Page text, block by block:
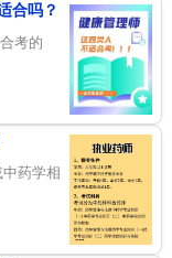
合吗？
考的
药学相